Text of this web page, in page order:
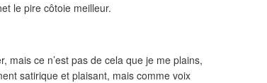
le pire côtoie meilleur.
mais ce n’est pas de cela que je me plains,
satirique et plaisant, mais comme voix